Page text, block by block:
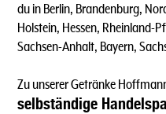
du in Berlin, Brandenburg,
Holstein, Hessen, Rheinland-
Sachsen-Anhalt, Bayern,
Zu unserer Getränke
selbständige